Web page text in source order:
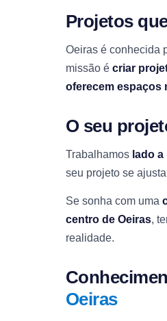
Projetos
Oeiras é conhecida
missão é criar
oferecem espaços
O seu
Trabalhamos lado
seu projeto se
Se sonha com uma
centro de Oeiras,
realidade.
Oeiras